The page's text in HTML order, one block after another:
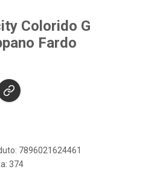
Colorido G
Fardo
7896021624461
374